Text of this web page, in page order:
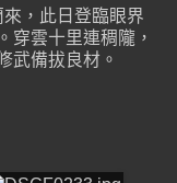
，此日登臨眼界
穿雲十里連稠隴，
武備拔良材。